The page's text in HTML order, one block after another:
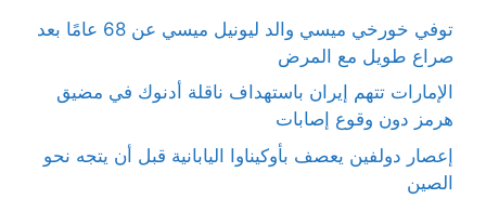
توفي خورخي ميسي والد ليونيل ميسي عن 68 عامًا بعد
صراع طويل مع المرض
الإمارات تتهم إيران باستهداف ناقلة أدنوك في مضيق
هرمز دون وقوع إصابات
إعصار دولفين يعصف بأوكيناوا اليابانية قبل أن يتجه نحو
الصين